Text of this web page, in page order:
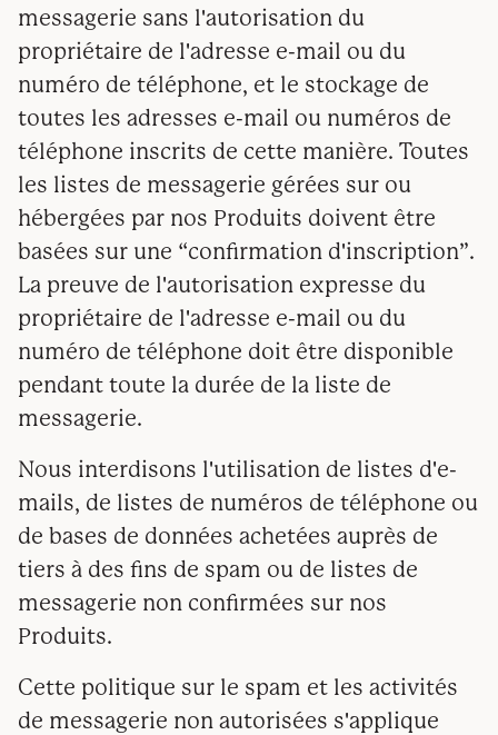
messagerie sans l'autorisation du
propriétaire de l'adresse e-mail ou du
numéro de téléphone, et le stockage de
toutes les adresses e-mail ou numéros de
téléphone inscrits de cette manière. Toutes
les listes de messagerie gérées sur ou
hébergées par nos Produits doivent être
basées sur une “confirmation d'inscription”.
La preuve de l'autorisation expresse du
propriétaire de l'adresse e-mail ou du
numéro de téléphone doit être disponible
pendant toute la durée de la liste de
messagerie.
Nous interdisons l'utilisation de listes d'e-
mails, de listes de numéros de téléphone ou
de bases de données achetées auprès de
tiers à des fins de spam ou de listes de
messagerie non confirmées sur nos
Produits.
Cette politique sur le spam et les activités
de messagerie non autorisées s'applique